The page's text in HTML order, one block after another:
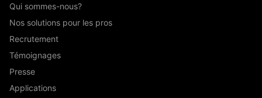
Qui sommes-nous?
Nos solutions pour les pros
Recrutement
Témoignages
Presse
Applications